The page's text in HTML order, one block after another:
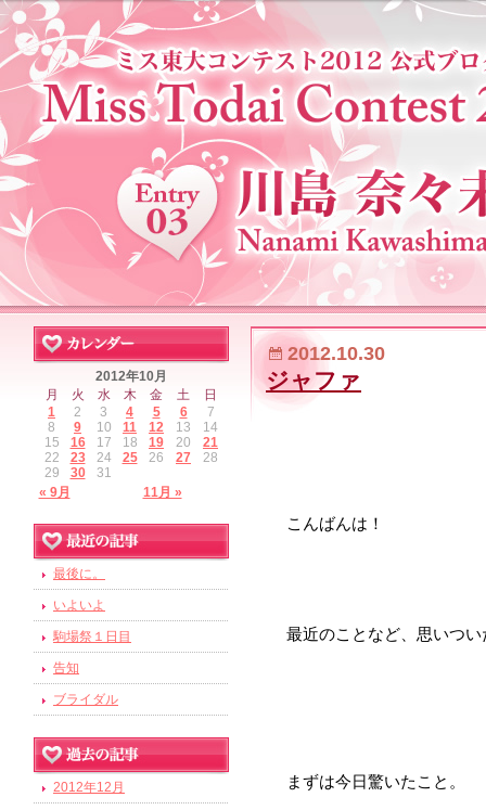
2012.10.30
ジャファ
こんばんは！
最近のことなど、思いつ
まずは今日驚いたこと。
2012年10月
月
火 水 木 金 土 日
« 9月 11月 »
1 2 3 4 5 6
7
8
9 10 11 12 13
14
15
16 17 18 19 20
21
22
23 24 25 26 27
28
29
30 31
最後に。
いよいよ
駒場祭１日目
告知
ブライダル
2012年12月